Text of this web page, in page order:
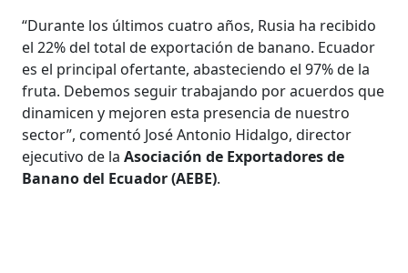
“Durante los últimos cuatro años, Rusia ha recibido
el 22% del total de exportación de banano. Ecuador
es el principal ofertante, abasteciendo el 97% de la
fruta. Debemos seguir trabajando por acuerdos que
dinamicen y mejoren esta presencia de nuestro
sector”, comentó José Antonio Hidalgo, director
ejecutivo de laAsociación de Exportadores de
Banano del Ecuador (AEBE).